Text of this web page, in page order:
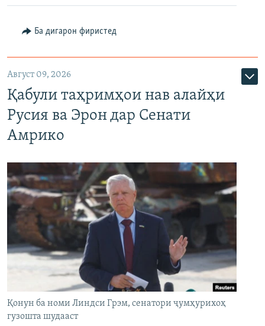
Ба дигарон фиристед
Август 09, 2026
Қабули таҳримҳои нав алайҳи
Русия ва Эрон дар Сенати
Амрико
Қонун ба номи Линдси Грэм, сенатори ҷумҳурихоҳ
гузошта шудааст